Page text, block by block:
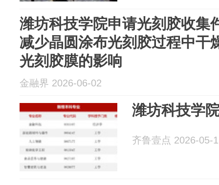
潍坊科技学院申请光刻胶收集
减少晶圆涂布光刻胶过程中干
光刻胶膜的影响
金融界 2026-06-02
潍坊科技学
齐鲁壹点 2026-05-